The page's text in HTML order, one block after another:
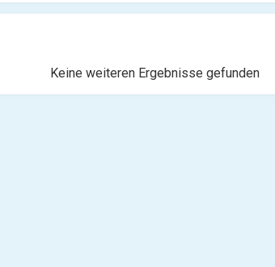
Keine weiteren Ergebnisse gefunden